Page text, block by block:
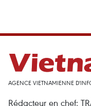
AGENCE VIETNAMIENNE
Rédacteur en chef: